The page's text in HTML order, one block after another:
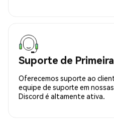
Suporte de
Oferecemos suporte ao
equipe de suporte em
Discord é altamente ativa.